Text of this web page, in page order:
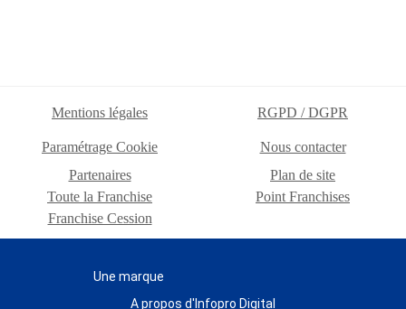
Mentions légales RGPD / DGPR
Paramétrage Cookie
Nous contacter
Partenaires
Plan de site
Toute la Franchise
Point Franchises
Franchise Cession
Une marque
A propos d'Infopro Digital